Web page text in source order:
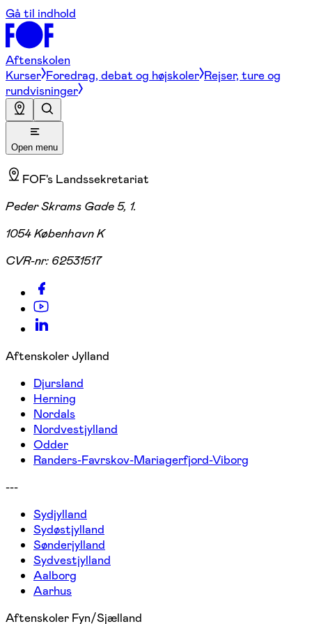
Gå til indhold
Aftenskolen
Kurser Foredrag, debat og højskoler Rejser, ture og
rundvisninger
Open menu
FOF's Landssekretariat
Peder Skrams Gade 5, 1.
1054 København K
CVR-nr: 62531517
Aftenskoler Jylland
Djursland
Herning
Nordals
Nordvestjylland
Odder
Randers-Favrskov-Mariagerfjord-Viborg
---
Sydjylland
Sydøstjylland
Sønderjylland
Sydvestjylland
Aalborg
Aarhus
Aftenskoler Fyn/Sjælland